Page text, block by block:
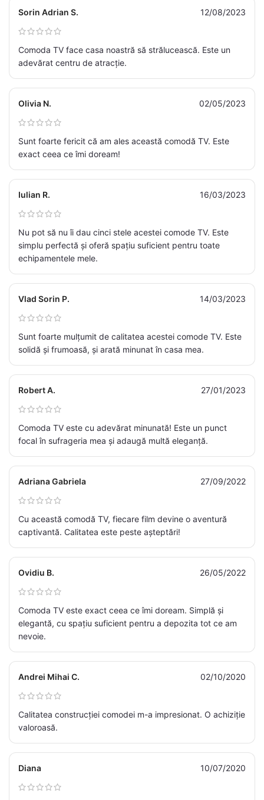
Sorin Adrian S. 12/08/2023
Comoda TV face casa noastră să strălucească. Este un
adevărat centru de atracție.
Olivia N. 02/05/2023
Sunt foarte fericit că am ales această comodă TV. Este
exact ceea ce îmi doream!
Iulian R. 16/03/2023
Nu pot să nu îi dau cinci stele acestei comode TV. Este
simplu perfectă și oferă spațiu suficient pentru toate
echipamentele mele.
Vlad Sorin P. 14/03/2023
Sunt foarte mulțumit de calitatea acestei comode TV. Este
solidă și frumoasă, și arată minunat în casa mea.
Robert A. 27/01/2023
Comoda TV este cu adevărat minunată! Este un punct
focal în sufrageria mea și adaugă multă eleganță.
Adriana Gabriela 27/09/2022
Cu această comodă TV, fiecare film devine o aventură
captivantă. Calitatea este peste așteptări!
Ovidiu B. 26/05/2022
Comoda TV este exact ceea ce îmi doream. Simplă și
elegantă, cu spațiu suficient pentru a depozita tot ce am
nevoie.
Andrei Mihai C. 02/10/2020
Calitatea construcției comodei m-a impresionat. O achiziție
valoroasă.
Diana 10/07/2020